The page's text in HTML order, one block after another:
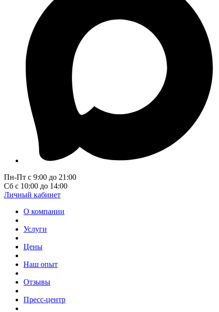
Пн-Пт с 9:00 до 21:00
Сб с 10:00 до 14:00
Личный кабинет
О компании
Услуги
Цены
Наш опыт
Отзывы
Пресс-центр